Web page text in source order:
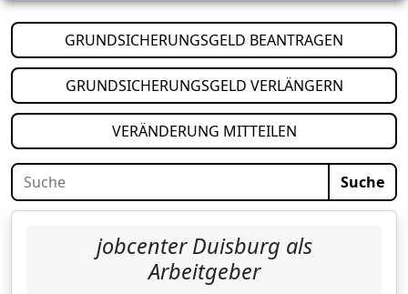
GRUNDSICHERUNGSGELD BEANTRAGEN
GRUNDSICHERUNGSGELD VERLÄNGERN(öffnet in
VERÄNDERUNG MITTEILEN(öffnet in
Suche Suche
jobcenter Duisburg als
Arbeitgeber